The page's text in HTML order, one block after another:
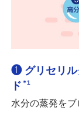
❶ グリセリル
ド ＊1
水分の蒸発をブ